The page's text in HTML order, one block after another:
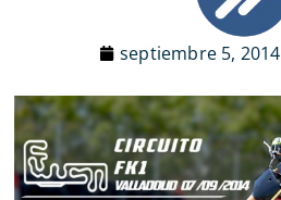
septiembre 5, 2014